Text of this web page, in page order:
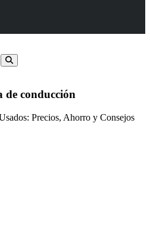
conducción
Precios, Ahorro y Consejos